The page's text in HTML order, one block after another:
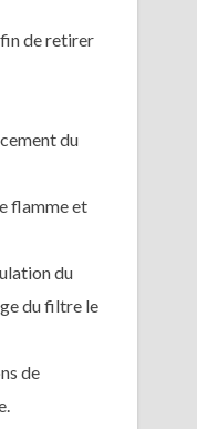
de retirer
du
flamme et
du
du filtre le
de